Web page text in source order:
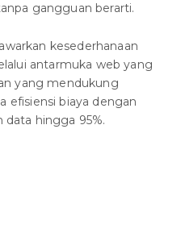
gangguan berarti.
kesederhanaan
antarmuka web yang
yang mendukung
efisiensi biaya dengan
hingga 95%.